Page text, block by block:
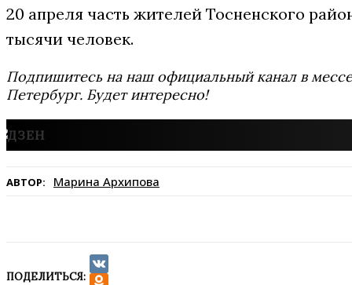
20 апреля часть жителей Тосненского
тысячи человек.
Подпишитесь на наш официальный канал в
Петербург. Будет интересно!
АВТОР: Марина Архипова
ПОДЕЛИТЬСЯ: